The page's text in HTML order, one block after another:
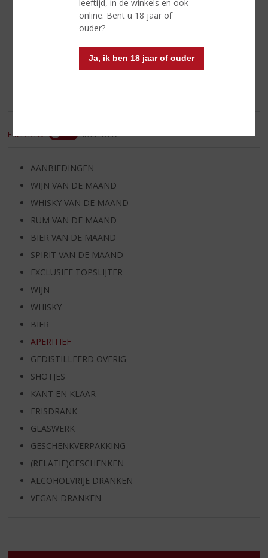
leeftijd, in de winkels en ook
online. Bent u 18 jaar of
ouder?
Ja, ik ben 18 jaar of ouder
Reviews
Schrijf een review
EXCL. BTW INCL. BTW
AANBIEDINGEN
WIJN VAN DE MAAND
WHISKY VAN DE MAAND
RUM VAN DE MAAND
BIER VAN DE MAAND
SPIRIT VAN DE MAAND
EXCLUSIEF TOPSLIJTER
WIJN
WHISKY
BIER
APERITIEF
GEDISTILLEERD OVERIG
SHOTJES
KANT EN KLAAR
FRISDRANK
GLASWERK
GESCHENKVERPAKKING
(RELATIE)GESCHENKEN
ALCOHOLVRIJE DRANKEN
VEGAN DRANKEN